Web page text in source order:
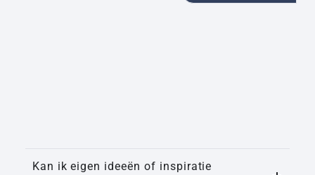
Kan ik eigen ideeën of inspiratie